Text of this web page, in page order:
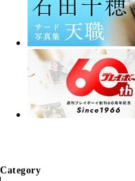
Category